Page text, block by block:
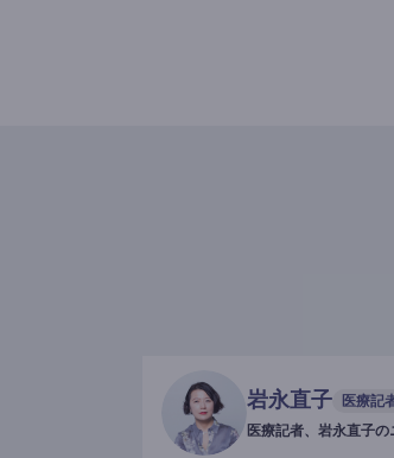
岩永直子
医療記
医療記者、岩永直子の